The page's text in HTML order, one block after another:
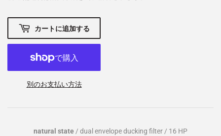
カートに追加する
別のお支払い方法
natural state / dual envelope ducking filter / 16 HP